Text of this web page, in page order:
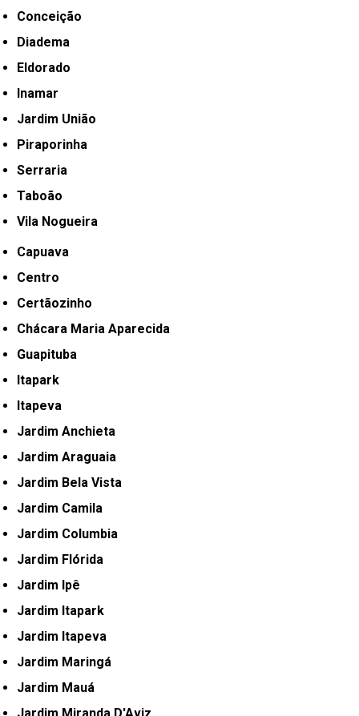
Conceição
Diadema
Eldorado
Inamar
Jardim União
Piraporinha
Serraria
Taboão
Vila Nogueira
Capuava
Centro
Certãozinho
Chácara Maria Aparecida
Guapituba
Itapark
Itapeva
Jardim Anchieta
Jardim Araguaia
Jardim Bela Vista
Jardim Camila
Jardim Columbia
Jardim Flórida
Jardim Ipê
Jardim Itapark
Jardim Itapeva
Jardim Maringá
Jardim Mauá